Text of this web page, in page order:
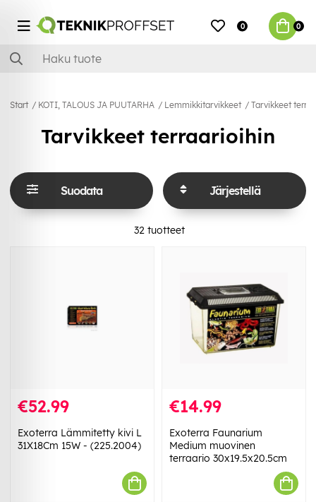
0 0
Start KOTI, TALOUS JA PUUTARHA Lemmikkitarvikkeet Tarvikkeet
Tarvikkeet terraarioihin
Suodata Järjestellä
32 tuotteet
€52.99
Exoterra Lämmitetty kivi L
31X18Cm 15W - (225.2004)
€14.99
Exoterra Faunarium
Medium muovinen
terraario 30x19.5x20.5cm